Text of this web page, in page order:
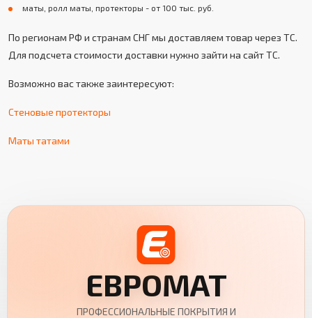
маты, ролл маты, протекторы - от 100 тыс. руб.
По регионам РФ и странам СНГ мы доставляем товар через ТС.
Для подсчета стоимости доставки нужно зайти на сайт ТС.
Возможно вас также заинтересуют:
Стеновые протекторы
Маты татами
ЕВРОМАТ
ПРОФЕССИОНАЛЬНЫЕ ПОКРЫТИЯ И